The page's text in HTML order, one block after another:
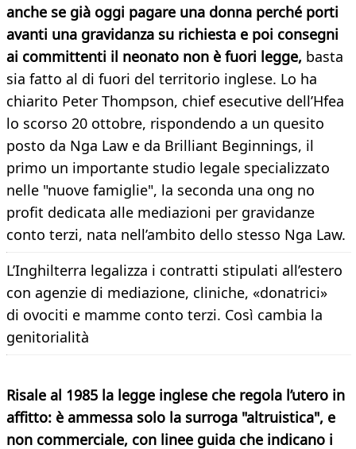
anche se già oggi pagare una donna perché porti
avanti una gravidanza su richiesta e poi consegni
ai committenti il neonato non è fuori legge, basta
sia fatto al di fuori del territorio inglese. Lo ha
chiarito Peter Thompson, chief esecutive dell’Hfea
lo scorso 20 ottobre, rispondendo a un quesito
posto da Nga Law e da Brilliant Beginnings, il
primo un importante studio legale specializzato
nelle "nuove famiglie", la seconda una ong no
profit dedicata alle mediazioni per gravidanze
conto terzi, nata nell’ambito dello stesso Nga Law.
L’Inghilterra legalizza i contratti stipulati all’estero
con agenzie di mediazione, cliniche, «donatrici»
di ovociti e mamme conto terzi. Così cambia la
genitorialità
Risale al 1985 la legge inglese che regola l’utero in
affitto: è ammessa solo la surroga "altruistica", e
non commerciale, con linee guida che indicano i